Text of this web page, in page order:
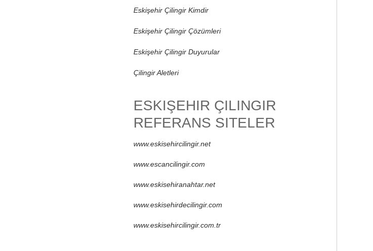
Eskişehir Çilingir Kimdir
Eskişehir Çilingir Çözümleri
Eskişehir Çilingir Duyurular
Çilingir Aletleri
ESKIŞEHIR ÇILINGIR
REFERANS SITELER
www.eskisehircilingir.net
www.escancilingir.com
www.eskisehiranahtar.net
www.eskisehirdecilingir.com
www.eskisehircilingir.com.tr